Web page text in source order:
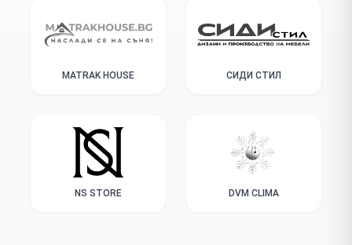
MATRAK HOUSE СИДИ СТИЛ
NS STORE DVM CLIMA